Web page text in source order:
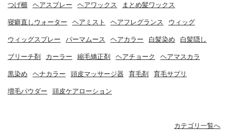
つげ櫛 ヘアスプレー ヘアワックス まとめ髪ワックス
寝癖直しウォーター ヘアミスト ヘアフレグランス ウィッグ
ウィッグスプレー パーマムース ヘアカラー 白髪染め 白髪隠し
ブリーチ剤 カーラー 縮毛矯正剤 ヘアチョーク ヘアマスカラ
黒染め ヘナカラー 頭皮マッサージ器 育毛剤 育毛サプリ
増毛パウダー 頭皮ケアローション
カテゴリ一覧へ